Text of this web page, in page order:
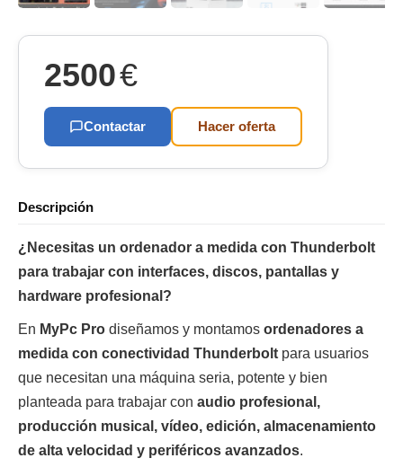
2500€
Contactar Hacer oferta
Descripción
¿Necesitas un ordenador a medida con Thunderbolt
para trabajar con interfaces, discos, pantallas y
hardware profesional?
En MyPc Pro diseñamos y montamos ordenadores a
medida con conectividad Thunderbolt para usuarios
que necesitan una máquina seria, potente y bien
planteada para trabajar con audio profesional,
producción musical, vídeo, edición, almacenamiento
de alta velocidad y periféricos avanzados.